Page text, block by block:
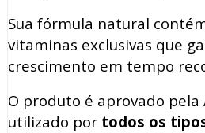
Sua fórmula natural
vitaminas exclusivas que
crescimento em tempo
O produto é aprovado pela
utilizado por todos os